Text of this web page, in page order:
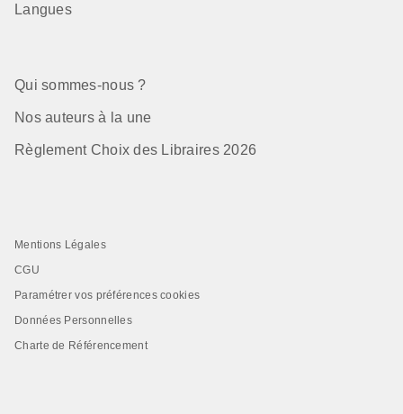
Langues
Qui sommes-nous ?
Nos auteurs à la une
Règlement Choix des Libraires 2026
Mentions Légales
CGU
Paramétrer vos préférences cookies
Données Personnelles
Charte de Référencement